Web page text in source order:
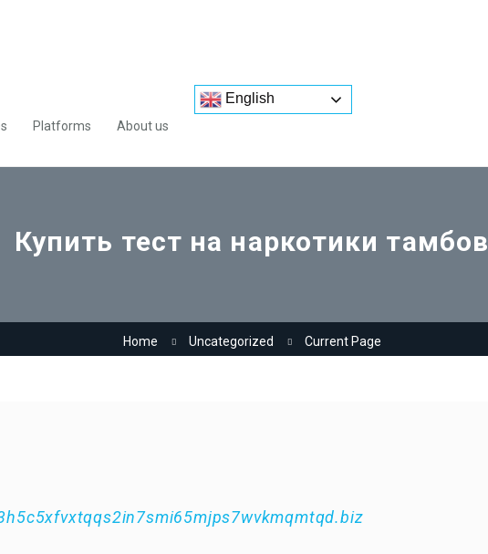
Platforms About us
English
Купить тест на наркотики тамбов
Home Uncategorized Current Page